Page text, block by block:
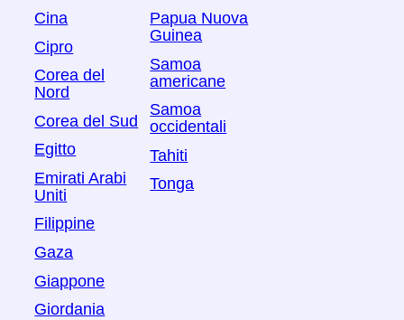
Cina
Cipro
Corea del
Nord
Corea del Sud
Egitto
Emirati Arabi
Uniti
Filippine
Gaza
Giappone
Giordania
Papua Nuova
Guinea
Samoa
americane
Samoa
occidentali
Tahiti
Tonga